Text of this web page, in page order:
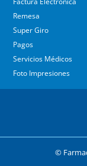
Remesa
Super Giro
Pagos
Servicios Médicos
Foto Impresiones
©